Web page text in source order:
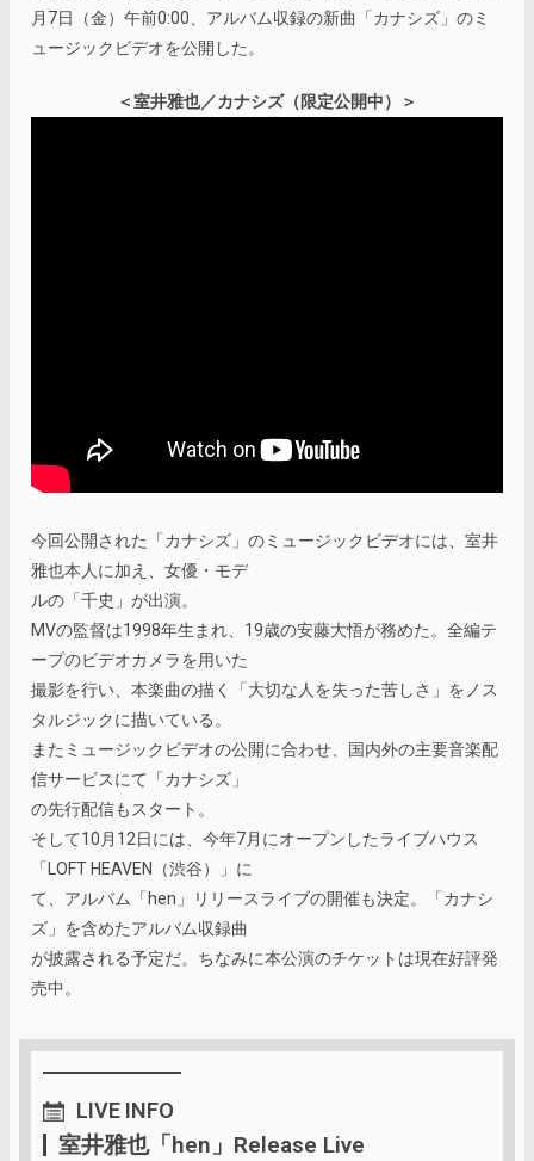
月7日（金）午前0:00、アルバム収録の新曲「カナシズ」のミ
ュージックビデオを公開した。
＜室井雅也／カナシズ（限定公開中）＞
今回公開された「カナシズ」のミュージックビデオには、室井
雅也本人に加え、女優・モデ
ルの「千史」が出演。
MVの監督は1998年生まれ、19歳の安藤大悟が務めた。全編テ
ープのビデオカメラを用いた
撮影を行い、本楽曲の描く「大切な人を失った苦しさ」をノス
タルジックに描いている。
またミュージックビデオの公開に合わせ、国内外の主要音楽配
信サービスにて「カナシズ」
の先行配信もスタート。
そして10月12日には、今年7月にオープンしたライブハウス
「LOFT HEAVEN（渋谷）」に
て、アルバム「hen」リリースライブの開催も決定。「カナシ
ズ」を含めたアルバム収録曲
が披露される予定だ。ちなみに本公演のチケットは現在好評発
売中。
LIVE INFO
室井雅也「hen」Release Live